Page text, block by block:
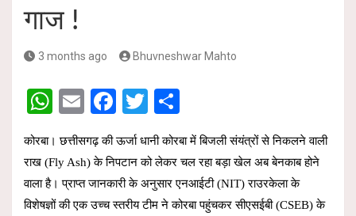
गाज !
3 months ago Bhuvneshwar Mahto
W
at
s
A
E
ail
F
ce
b
o
T
wi
tt
er
h
ar
e
कोरबा। छत्तीसगढ़ की ऊर्जा धानी कोरबा में बिजली संयंत्रों से निकलने वाली
राख (Fly Ash) के निपटान को लेकर चल रहा बड़ा खेल अब बेनकाब होने
वाला है। प्राप्त जानकारी के अनुसार एनआईटी (NIT) राउरकेला के
विशेषज्ञों की एक उच्च स्तरीय टीम ने कोरबा पहुंचकर सीएसईबी (CSEB) के